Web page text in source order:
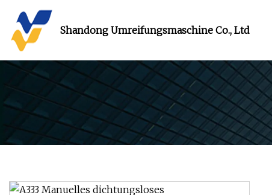
Shandong Umreifungsmaschine Co., Ltd